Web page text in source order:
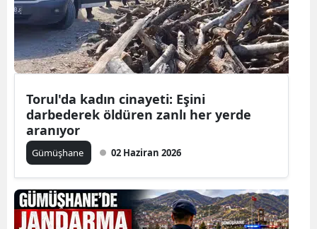
Torul'da kadın cinayeti: Eşini
darbederek öldüren zanlı her yerde
aranıyor
Gümüşhane 02 Haziran 2026